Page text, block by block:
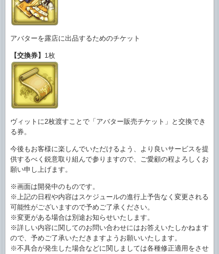
アバターを露店に出品するためのチケット
【交換券】 1枚
ヴィットに2枚渡すことで「アバター販売チケット」と交換でき
る券。
今後もお客様に楽しんでいただけるよう、より良いサービスを提
供するべく鋭意取り組んで参りますので、ご愛顧の程よろしくお
願い申し上げます。
※画面は開発中のものです。
※上記の日程や内容はスケジュールの進行上予告なく変更される
可能性がございますので予めご了承ください。
※変更がある場合は別途お知らせいたします。
※詳しい内容に関してのお問い合わせにはお答えいたしかねます
ので、予めご了承いただきますようお願いいたします。
※不具合が発生した場合などに関しましては各種修正適用をさせ